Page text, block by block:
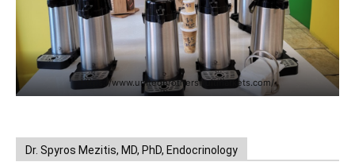
https://www.unitedbrothersfruitmarkets.com/
Dr. Spyros Mezitis, MD, PhD, Endocrinology